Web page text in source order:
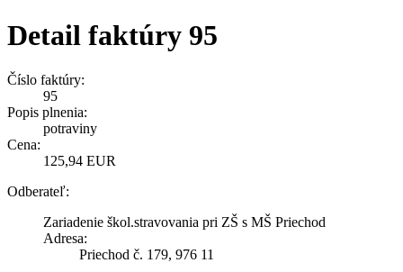
Detail faktúry 95
Číslo faktúry:
95
Popis plnenia:
potraviny
Cena:
125,94 EUR
Odberateľ:
Zariadenie škol.stravovania pri ZŠ s MŠ Priechod
Adresa:
Priechod č. 179, 976 11